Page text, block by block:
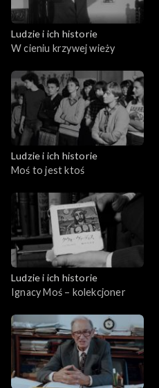
Ludzie i ich historie
W cieniu krzywej wieży
Ludzie i ich historie
Moś to jest ktoś
Ludzie i ich historie
Ignacy Moś – kolekcjoner